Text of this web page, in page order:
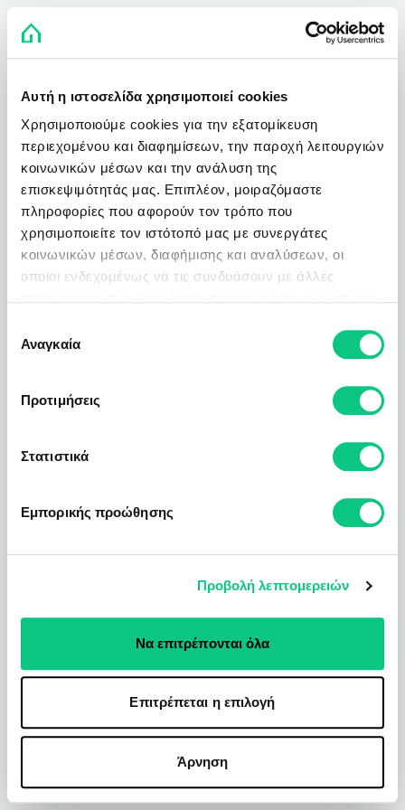
Αυτή η ιστοσελίδα χρησιμοποιεί cookies
Χρησιμοποιούμε cookies για την εξατομίκευση
περιεχομένου και διαφημίσεων, την παροχή λειτουργιών
κοινωνικών μέσων και την ανάλυση της
επισκεψιμότητάς μας. Επιπλέον, μοιραζόμαστε
πληροφορίες που αφορούν τον τρόπο που
χρησιμοποιείτε τον ιστότοπό μας με συνεργάτες
κοινωνικών μέσων, διαφήμισης και αναλύσεων, οι
οποίοι ενδεχομένως να τις συνδυάσουν με άλλες
των υπηρεσιών τους.
συγκατάθεσης
Αναγκαία
Προτιμήσεις
Στατιστικά
Εμπορικής προώθησης
Προβολή λεπτομερειών
Να επιτρέπονται όλα
Επιτρέπεται η επιλογή
Άρνηση